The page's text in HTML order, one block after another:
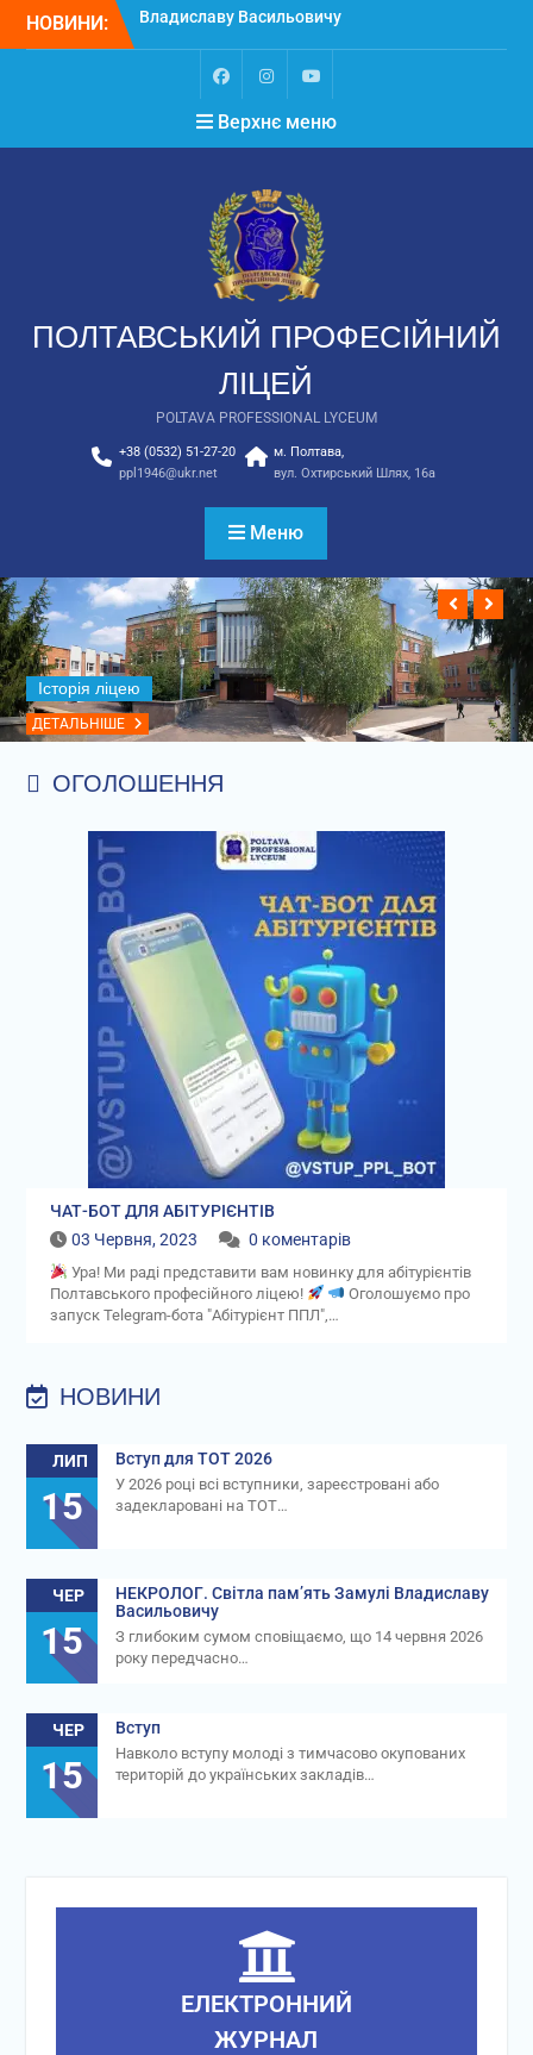
НОВИНИ:
Вступ
Вступ для ТОТ 2026
НЕКРОЛОГ. Світла
пам’ять Замулі
Владиславу Васильовичу
Верхнє меню
ПОЛТАВСЬКИЙ ПРОФЕСІЙНИЙ
ЛІЦЕЙ
POLTAVA PROFESSIONAL LYCEUM
+38 (0532) 51-27-20
ppl1946@ukr.net
м. Полтава,
вул. Охтирський Шлях, 16а
Меню
Історія ліцею
ДЕТАЛЬНІШЕ
ОГОЛОШЕННЯ
ЧАТ-БОТ ДЛЯ АБІТУРІЄНТІВ
03 Червня, 2023
0 коментарів
Ура! Ми раді представити вам новинку для абітурієнтів
Полтавського професійного ліцею!
Оголошуємо про
запуск Telegram-бота "Абітурієнт ППЛ",…
НОВИНИ
ЛИП
15
Вступ для ТОТ 2026
У 2026 році всі вступники, зареєстровані або
задекларовані на ТОТ…
ЧЕР
15
НЕКРОЛОГ. Світла пам’ять Замулі Владиславу
Васильовичу
З глибоким сумом сповіщаємо, що 14 червня 2026
року передчасно…
ЧЕР
15
Вступ
Навколо вступу молоді з тимчасово окупованих
територій до українських закладів…
ЕЛЕКТРОННИЙ
ЖУРНАЛ